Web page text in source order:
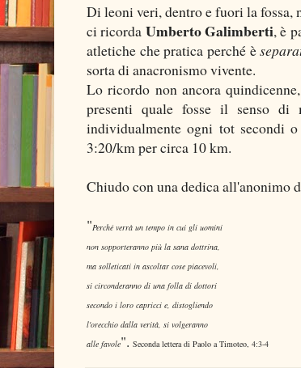
Di leoni veri, dentro e fuori la fossa,
ci ricorda Umberto Galimberti, è
atletiche che pratica perché è
sorta di anacronismo vivente.
Lo ricordo non ancora
presenti quale fosse il senso di
individualmente ogni tot secondi
3:20/km per circa 10 km.
Chiudo con una dedica all'anonimo
"Perché verrà un tempo in cui gli uomini
non sopporteranno più la sana dottrina,
ma solleticati in ascoltar cose piacevoli,
si circonderanno di una folla di dottori
secondo i loro capricci e, distogliendo
l'orecchio dalla verità, si volgeranno
alle favole". Seconda lettera di Paolo a Timoteo, 4:3-4